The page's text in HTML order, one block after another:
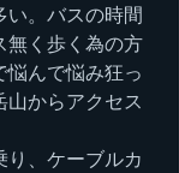
い。バスの時間
無く歩く為の方
んで悩み狂っ
山からアクセス
、ケーブルカ